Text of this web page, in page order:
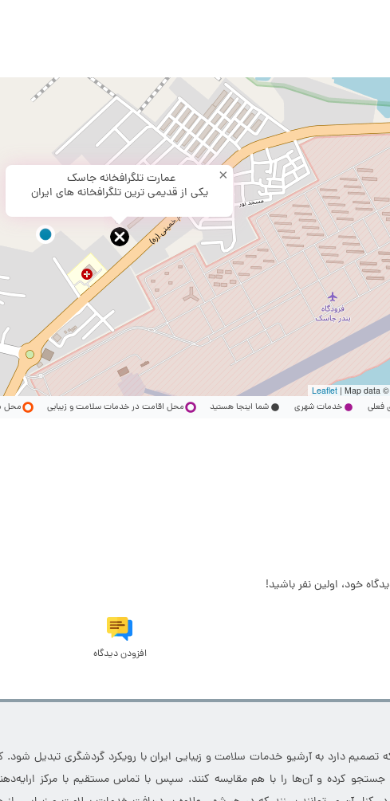
عمارت تلگرافخانه جاسک
یکی از قدیمی ترین تلگرافخانه‌ های ایران
×
| Map data ©
فعلی خدمات شهری شما اینجا هستید محل اقامت در خدمات سلامت و زیبایی محل
خود، اولین نفر باشید!
افزودن دیدگاه
دارد به آرشیو خدمات سلامت و زیبایی ایران با رویکرد گردشگری تبدیل شود.
جستجو کرده و آن‌ها را با هم مقایسه کنند. سپس با تماس مستقیم با مرکز